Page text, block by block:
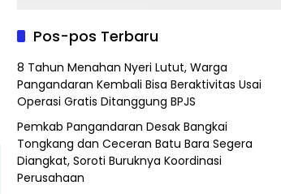
Pos-pos Terbaru
8 Tahun Menahan Nyeri Lutut, Warga
Pangandaran Kembali Bisa Beraktivitas Usai
Operasi Gratis Ditanggung BPJS
Pemkab Pangandaran Desak Bangkai
Tongkang dan Ceceran Batu Bara Segera
Diangkat, Soroti Buruknya Koordinasi
Perusahaan